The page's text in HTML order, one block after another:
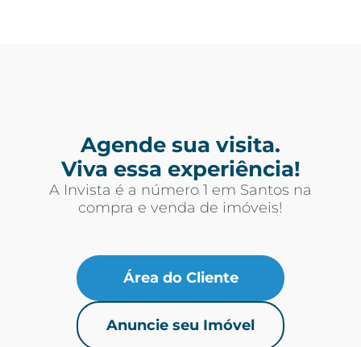
Agende sua visita.
Viva essa experiência!
A Invista é a número 1 em Santos na
compra e venda de imóveis!
Área do Cliente
Anuncie seu Imóvel